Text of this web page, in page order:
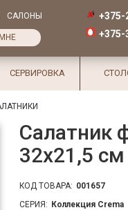
САЛОНЫ
+375-
+375-
СЕРВИРОВКА
Салатник
32х21,5 см
КОД ТОВАРА: 001657
СЕРИЯ: Коллекция Crema